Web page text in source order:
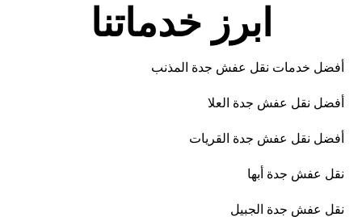
ابرز خدماتنا
أفضل خدمات نقل عفش جدة المذنب
أفضل نقل عفش جدة العلا
أفضل نقل عفش جدة القريات
نقل عفش جدة أبها
نقل عفش جدة الجبيل